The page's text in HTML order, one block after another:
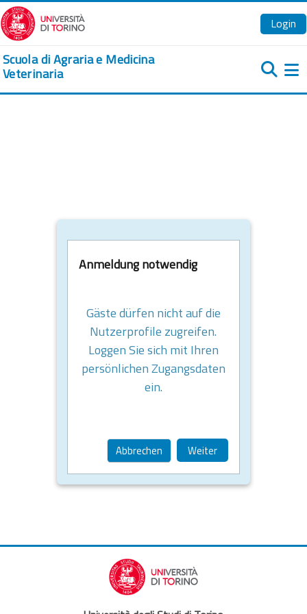
Zum Hauptinhalt
Login
Scuola di Agraria e Medicina
Veterinaria
Anmeldung notwendig
Gäste dürfen nicht auf die
Nutzerprofile zugreifen.
Loggen Sie sich mit Ihren
persönlichen Zugangsdaten
ein.
Abbrechen Weiter